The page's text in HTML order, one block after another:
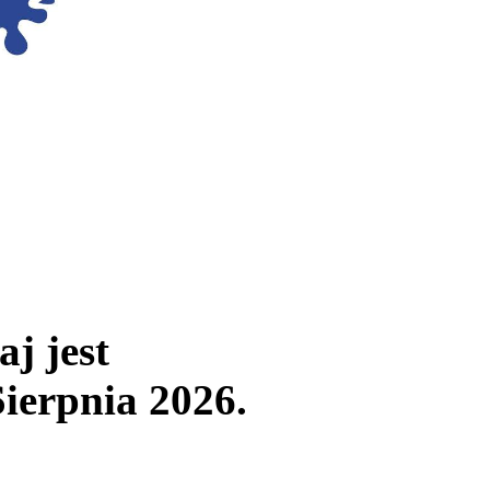
jest
2026.